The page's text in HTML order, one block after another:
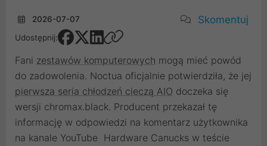
2026-07-07 Skomentuj
Udostępnij:
Fani zestawów komputerowych mogą mieć powód
do zadowolenia. Noctua oficjalnie potwierdziła, że jej
pierwsza seria chłodzeń cieczą AIO doczeka się
wersji chromax.black. Producent przekazał tę
informację w odpowiedzi na komentarz użytkownika
na kanale YouTube Hardware Canucks w teście